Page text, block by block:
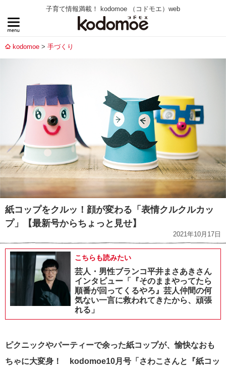
子育て情報満載！ kodomoe （コドモエ）web
kodomoe 手づくり
紙コップをクルッ！顔が変わる「表情クルクルカッ
プ」【最新号からちょっと見せ】
2021年10月17日
こちらも読みたい
芸人・男性ブランコ平井まさあきさん
インタビュー「『そのままやってたら
順番が回ってくるやろ』芸人仲間の何
気ない一言に救われてきたから、頑張
れる」
ピクニックやパーティーで余った紙コップが、愉快なおも
ちゃに大変身！ kodomoe10月号「さわこさんと『紙コッ